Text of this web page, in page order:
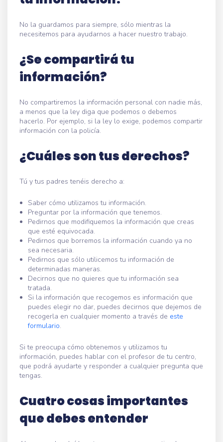
No la guardamos para siempre, sólo mientras la
necesitemos para ayudarnos a hacer nuestro trabajo.
¿Se compartirá tu
información?
No compartiremos la información personal con nadie más,
a menos que la ley diga que podemos o debemos
hacerlo. Por ejemplo, si la ley lo exige, podemos compartir
información con la policía.
¿Cuáles son tus derechos?
Tú y tus padres tenéis derecho a:
Saber cómo utilizamos tu información.
Preguntar por la información que tenemos.
Pedirnos que modifiquemos la información que creas
que esté equivocada.
Pedirnos que borremos la información cuando ya no
sea necesaria.
Pedirnos que sólo utilicemos tu información de
determinadas maneras.
Decirnos que no quieres que tu información sea
tratada.
Si la información que recogemos es información que
puedes elegir no dar, puedes decirnos que dejemos de
recogerla en cualquier momento a través de este
formulario.
Si te preocupa cómo obtenemos y utilizamos tu
información, puedes hablar con el profesor de tu centro,
que podrá ayudarte y responder a cualquier pregunta que
tengas.
Cuatro cosas importantes
que debes entender